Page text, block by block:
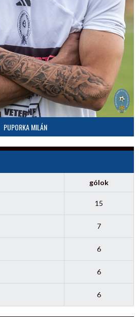
PUPORKA MILÁN
gólok
15
7
6
6
6